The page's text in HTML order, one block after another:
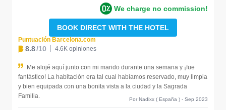
We charge no commission!
BOOK DIRECT WITH THE HOTEL
Puntuación Barcelona.com
8.8/10 4.6K opiniones
Me alojé aquí junto con mi marido durante una semana y ¡fue
fantástico! La habitación era tal cual habíamos reservado, muy limpia
y bien equipada con una bonita vista a la ciudad y la Sagrada
Familia.
Por Nadixx ( España ) - Sep 2023